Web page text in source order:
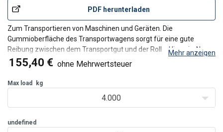
PDF herunterladen
Zum Transportieren von Maschinen und Geräten. Die
Gummioberfläche des Transportwagens sorgt für eine gute
Reibung zwischen dem Transportgut und der Rolle. Hinweis: Nur
für den Gebrauch in Innenräumen auf ebenen und sauberen
Oberflächen geeignet.
Mehr anzeigen
155,40 € ohne Mehrwertsteuer
Max load kg
4.000
undefined